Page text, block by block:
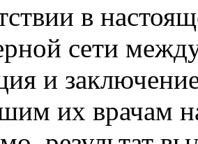
в
сети
и
их врачам